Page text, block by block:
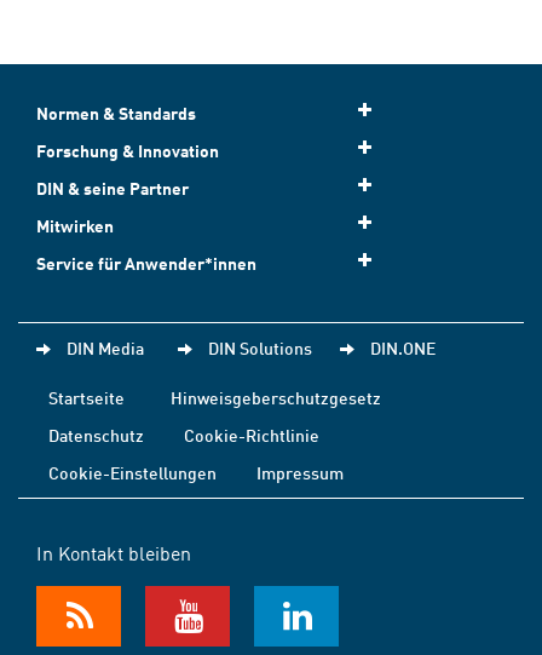
Normen & Standards
Forschung & Innovation
DIN & seine Partner
Mitwirken
Service für Anwender*innen
DIN Media DIN Solutions DIN.ONE
Startseite
Hinweisgeberschutzgesetz
Datenschutz
Cookie-Richtlinie
Cookie-Einstellungen
Impressum
In Kontakt bleiben